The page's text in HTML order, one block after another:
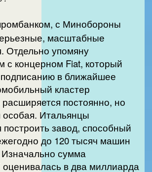
с Минобороны
масштабные
Отдельно упомяну
с концерном Fiat, который
подписанию в ближайшее
кластер
постоянно, но
особая. Итальянцы
завод, способный
до 120 тысяч машин
Изначально сумма
оценивалась в два миллиарда